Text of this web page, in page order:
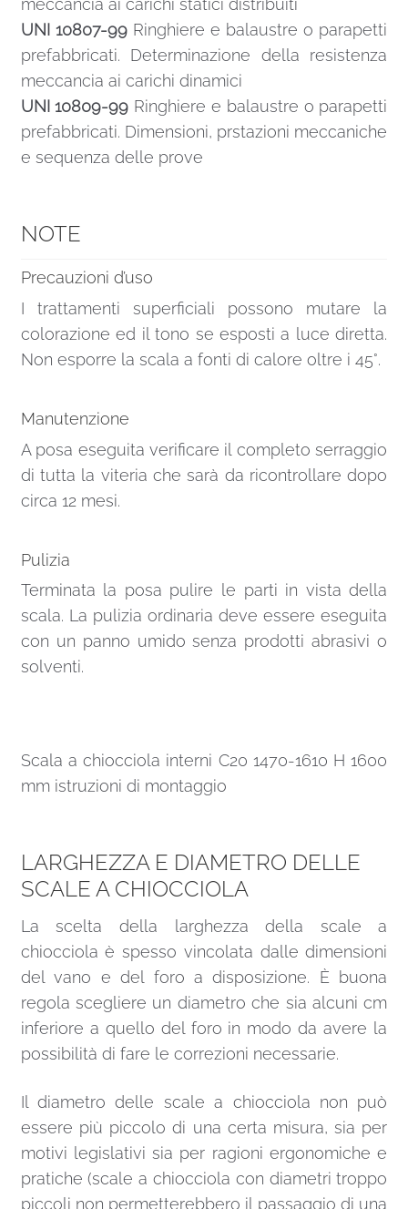
Scala a chiocciola C20
UK 4 colonnine per gradino
Scala a chiocciola C20 UK 4 colonnine per gradino
per ogni gradino; il modello C20UK ne ha 4.
Alcune immagino possono essere relative al
modello C20UK Standard.